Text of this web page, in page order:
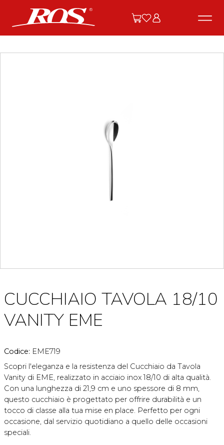
CUCCHIAIO TAVOLA 18/10
VANITY EME
Codice: EME719
Scopri l'eleganza e la resistenza del Cucchiaio da Tavola
Vanity di EME, realizzato in acciaio inox 18/10 di alta qualità.
Con una lunghezza di 21,9 cm e uno spessore di 8 mm,
questo cucchiaio è progettato per offrire durabilità e un
tocco di classe alla tua mise en place. Perfetto per ogni
occasione, dal servizio quotidiano a quello delle occasioni
speciali.